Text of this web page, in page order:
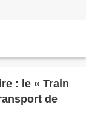
: le « Train
de